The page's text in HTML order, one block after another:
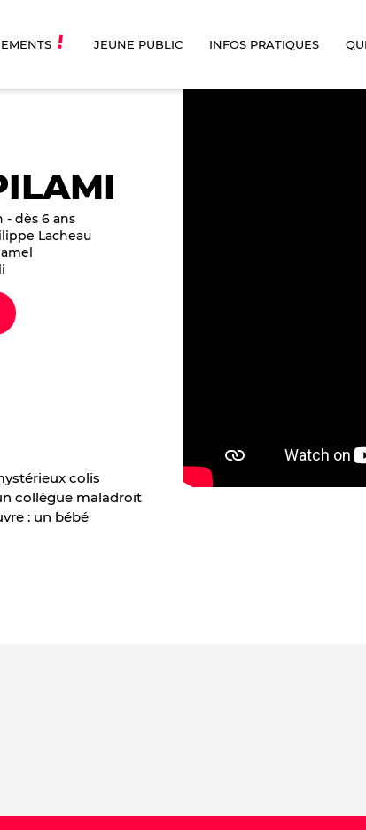
JEUNE PUBLIC INFOS PRATIQUES
- dès 6 ans
Lacheau
colis
collègue maladroit
: un bébé